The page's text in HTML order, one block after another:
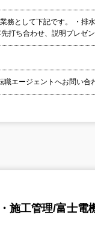
務として下記です。 ・排
打ち合わせ、説明プレゼン
エージェントへお問い合
施工管理/富士電